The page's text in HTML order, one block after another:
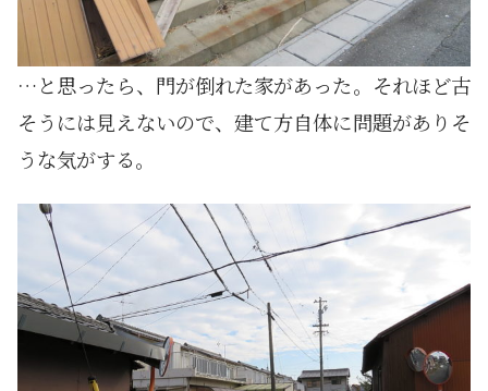
…と思ったら、門が倒れた家があった。それほど古
そうには見えないので、建て方自体に問題がありそ
うな気がする。